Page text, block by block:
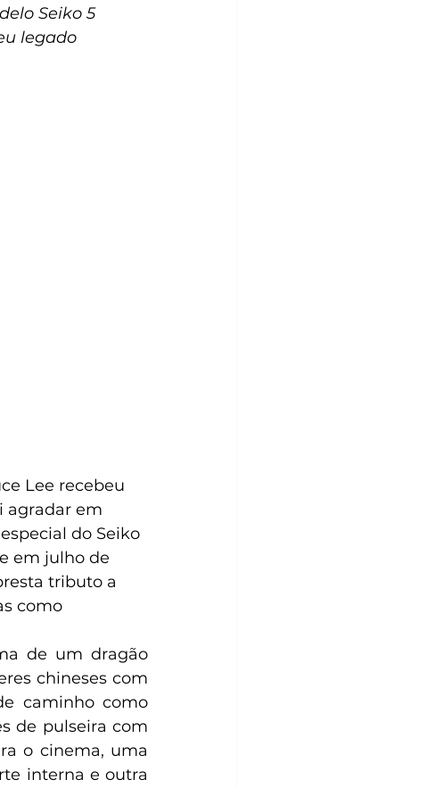
Seiko 5
legado
Lee recebeu
agradar em
do Seiko
em julho de
tributo a
como
de um dragão
chineses com
caminho como
de pulseira com
o cinema, uma
interna e outra